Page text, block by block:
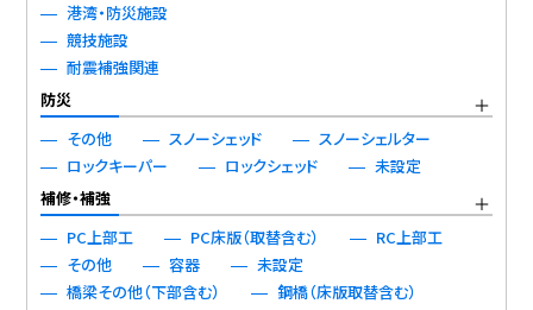
港湾・防災施設
競技施設
耐震補強関連
防災
その他
スノーシェッド
スノーシェルター
ロックキーパー
ロックシェッド
未設定
補修・補強
PC上部工
PC床版（取替含む）
RC上部工
その他
容器
未設定
橋梁その他（下部含む）
鋼橋（床版取替含む）